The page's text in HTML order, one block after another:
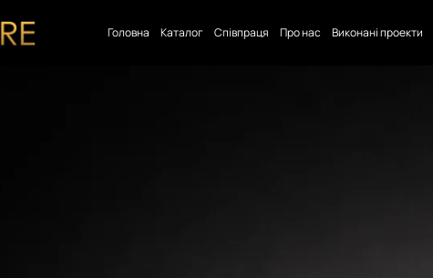
Головна Каталог Співпраця Про нас Виконані проекти